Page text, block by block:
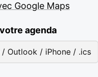
Google Maps
agenda
/ Outlook / iPhone / .ics